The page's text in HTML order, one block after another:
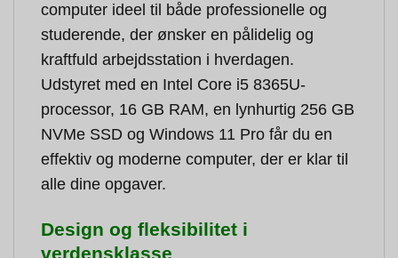
computer ideel til både professionelle og
studerende, der ønsker en pålidelig og
kraftfuld arbejdsstation i hverdagen.
Udstyret med en Intel Core i5 8365U-
processor, 16 GB RAM, en lynhurtig 256 GB
NVMe SSD og Windows 11 Pro får du en
effektiv og moderne computer, der er klar til
alle dine opgaver.
Design og fleksibilitet i
verdensklasse